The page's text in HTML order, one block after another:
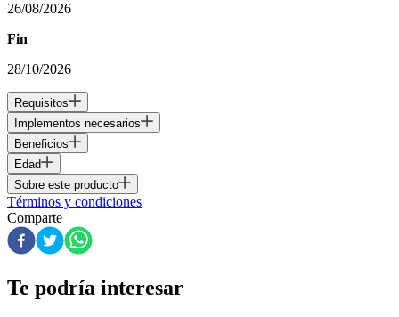
26/08/2026
Fin
28/10/2026
Requisitos
Implementos necesarios
Beneficios
Edad
Sobre este producto
Términos y condiciones
Comparte
Te podría interesar